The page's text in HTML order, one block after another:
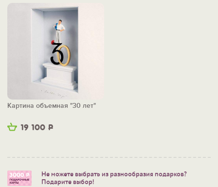
19 100 Р
Картина объемная "30 лет"
Не можете выбрать из разнообразия подарков?
Подарите выбор!